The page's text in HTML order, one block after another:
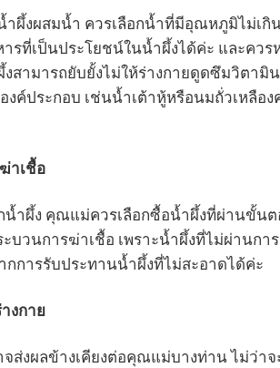
ผึ้งผสมน้ำ ควรเลือกน้ำที่มีอุณหภูมิไม่เกิ
รที่เป็นประโยชน์ในน้ำผึ้งได้ค่ะ และคว
สามารถยับยั้งไม่ให้ร่างกายดูดซึมวิตา
งค์ประกอบ เช่นน้ำเต้าหู้หรือนมถั่วเหลื
าเชื้อ
ำผึ้ง คุณแม่ควรเลือกซื้อน้ำผึ้งที่ผ่านขั้นต
ะบวนการฆ่าเชื้อ เพราะน้ำผึ้งที่ไม่ผ่าน
การรับประทานน้ำผึ้งที่ไม่สะอาดได้ค่ะ
งกาย
ส่งผลข้างเคียงต่อคุณแม่บางท่าน ไม่ว่า